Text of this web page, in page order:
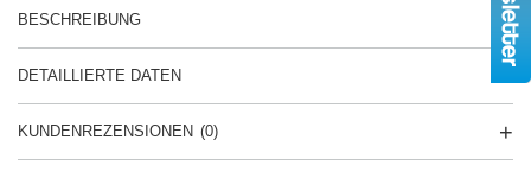
BESCHREIBUNG
DETAILLIERTE DATEN
KUNDENREZENSIONEN (0)